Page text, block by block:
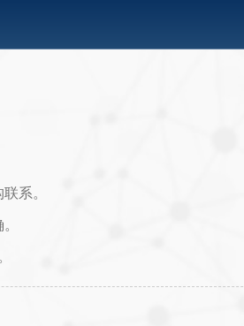
系。